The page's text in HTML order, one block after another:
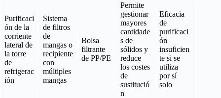
Purificaci
ón de la
corriente
lateral de
la torre
de
refrigerac
ión
Sistema
de filtros
de
mangas o
recipiente
con
múltiples
mangas
Bolsa
filtrante
de PP/PE
Permite
gestionar
mayores
cantidade
s de
sólidos y
reduce
los costes
de
sustitució
n
Eficacia
de
purificaci
ón
insuficien
te si se
utiliza
por sí
solo